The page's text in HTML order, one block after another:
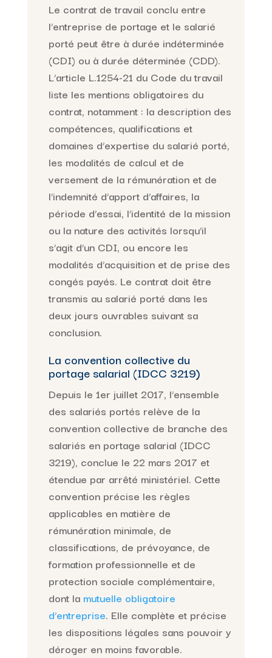
Le contrat de travail conclu entre
l’entreprise de portage et le salarié
porté peut être à durée indéterminée
(CDI) ou à durée déterminée (CDD).
L’article L.1254-21 du Code du travail
liste les mentions obligatoires du
contrat, notamment : la description des
compétences, qualifications et
domaines d’expertise du salarié porté,
les modalités de calcul et de
versement de la rémunération et de
l’indemnité d’apport d’affaires, la
période d’essai, l’identité de la mission
ou la nature des activités lorsqu’il
s’agit d’un CDI, ou encore les
modalités d’acquisition et de prise des
congés payés. Le contrat doit être
transmis au salarié porté dans les
deux jours ouvrables suivant sa
conclusion.
La convention collective du
portage salarial (IDCC 3219)
Depuis le 1er juillet 2017, l’ensemble
des salariés portés relève de la
convention collective de branche des
salariés en portage salarial (IDCC
3219), conclue le 22 mars 2017 et
étendue par arrêté ministériel. Cette
convention précise les règles
applicables en matière de
rémunération minimale, de
classifications, de prévoyance, de
formation professionnelle et de
protection sociale complémentaire,
dont la mutuelle obligatoire
d’entreprise. Elle complète et précise
les dispositions légales sans pouvoir y
déroger en moins favorable.